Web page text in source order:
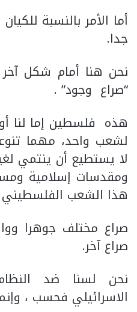
أما الأمر بالنسبة
جدا.
نحن هنا أمام شكل
“صراع وجود” .
هذه فلسطين إما لنا
لشعب واحد، مهما
لا يستطيع أن ينتمي
ومقدسات إسلامية
هذا الشعب الفلسطيني
صراع مختلف جوهرا
صراع آخر.
نحن لسنا ضد
الاسرائيلي فحسب ،